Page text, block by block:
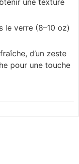
une texture
le verre (8–10 oz)
d’un zeste
pour une touche